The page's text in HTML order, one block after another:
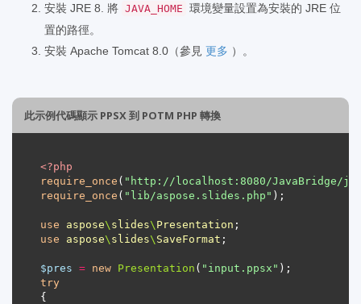
安裝 JRE 8. 將 JAVA_HOME 環境變量設置為安裝的 JRE 位
置的路徑。
安裝 Apache Tomcat 8.0（參見 更多 ）。
此示例代碼顯示 PPSX 到 POTM PHP 轉換
<?php
require_once ( "http://localhost:8080/JavaBridge/
require_once ( "lib/aspose.slides.php"
use aspose\ slides\ Presentation
use
aspose\ slides\ SaveFormat
$pres = new Presentation ( "input.ppsx"
try